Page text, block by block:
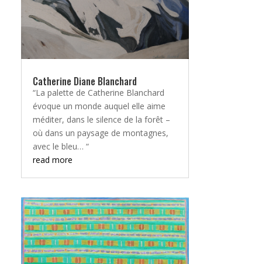
Catherine Diane Blanchard
“La palette de Catherine Blanchard
évoque un monde auquel elle aime
méditer, dans le silence de la forêt –
où dans un paysage de montagnes,
avec le bleu… “
read more